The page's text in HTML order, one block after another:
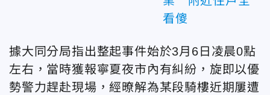
看傻
據大同分局指出整起事件始於3月6日凌晨0點
左右，當時獲報寧夏夜市內有糾紛，旋即以優
勢警力趕赴現場，經暸解為某段騎樓近期屢遭